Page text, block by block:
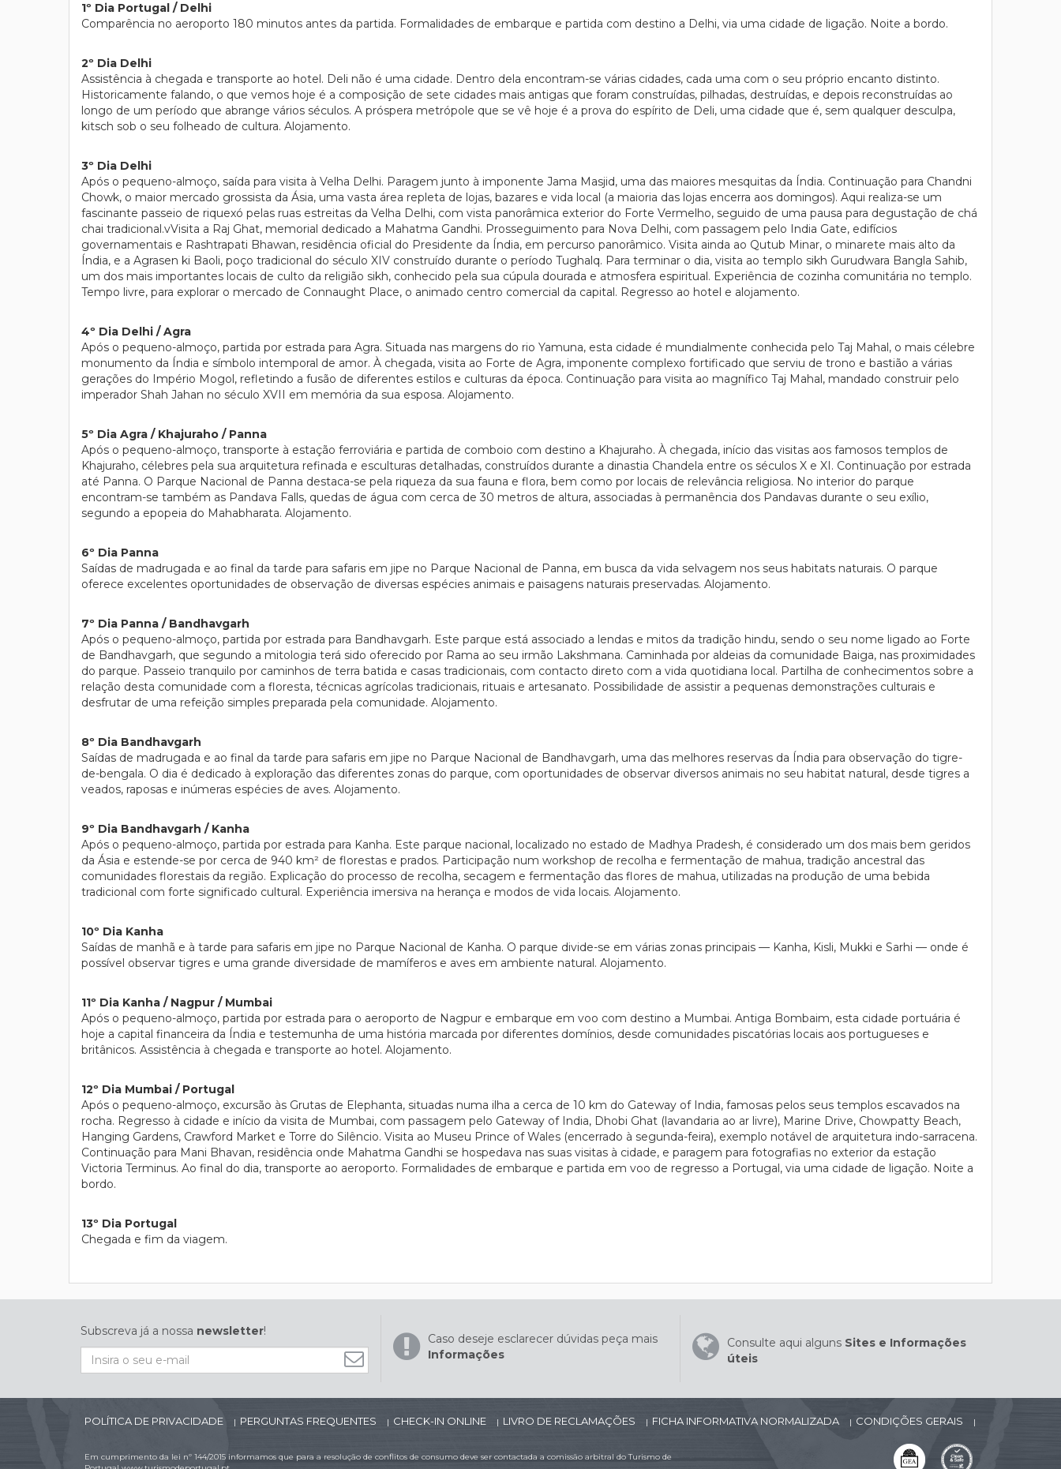
1º Dia Portugal / Delhi
Comparência no aeroporto 180 minutos antes da partida. Formalidades de embarque e partida com destino a Delhi, via uma cidade de ligação. Noite a bordo.
2º Dia Delhi
Assistência à chegada e transporte ao hotel. Deli não é uma cidade. Dentro dela encontram-se várias cidades, cada uma com o seu próprio encanto distinto.
Historicamente falando, o que vemos hoje é a composição de sete cidades mais antigas que foram construídas, pilhadas, destruídas, e depois reconstruídas ao
longo de um período que abrange vários séculos. A próspera metrópole que se vê hoje é a prova do espírito de Deli, uma cidade que é, sem qualquer desculpa,
kitsch sob o seu folheado de cultura. Alojamento.
3º Dia Delhi
Após o pequeno-almoço, saída para visita à Velha Delhi. Paragem junto à imponente Jama Masjid, uma das maiores mesquitas da Índia. Continuação para Chandni
Chowk, o maior mercado grossista da Ásia, uma vasta área repleta de lojas, bazares e vida local (a maioria das lojas encerra aos domingos). Aqui realiza-se um
fascinante passeio de riquexó pelas ruas estreitas da Velha Delhi, com vista panorâmica exterior do Forte Vermelho, seguido de uma pausa para degustação de chá
chai tradicional.vVisita a Raj Ghat, memorial dedicado a Mahatma Gandhi. Prosseguimento para Nova Delhi, com passagem pelo India Gate, edifícios
governamentais e Rashtrapati Bhawan, residência oficial do Presidente da Índia, em percurso panorâmico. Visita ainda ao Qutub Minar, o minarete mais alto da
Índia, e a Agrasen ki Baoli, poço tradicional do século XIV construído durante o período Tughalq. Para terminar o dia, visita ao templo sikh Gurudwara Bangla Sahib,
um dos mais importantes locais de culto da religião sikh, conhecido pela sua cúpula dourada e atmosfera espiritual. Experiência de cozinha comunitária no templo.
Tempo livre, para explorar o mercado de Connaught Place, o animado centro comercial da capital. Regresso ao hotel e alojamento.
4º Dia Delhi / Agra
Após o pequeno-almoço, partida por estrada para Agra. Situada nas margens do rio Yamuna, esta cidade é mundialmente conhecida pelo Taj Mahal, o mais célebre
monumento da Índia e símbolo intemporal de amor. À chegada, visita ao Forte de Agra, imponente complexo fortificado que serviu de trono e bastião a várias
gerações do Império Mogol, refletindo a fusão de diferentes estilos e culturas da época. Continuação para visita ao magnífico Taj Mahal, mandado construir pelo
imperador Shah Jahan no século XVII em memória da sua esposa. Alojamento.
5º Dia Agra / Khajuraho / Panna
Após o pequeno-almoço, transporte à estação ferroviária e partida de comboio com destino a Khajuraho. À chegada, início das visitas aos famosos templos de
Khajuraho, célebres pela sua arquitetura refinada e esculturas detalhadas, construídos durante a dinastia Chandela entre os séculos X e XI. Continuação por estrada
até Panna. O Parque Nacional de Panna destaca-se pela riqueza da sua fauna e flora, bem como por locais de relevância religiosa. No interior do parque
encontram-se também as Pandava Falls, quedas de água com cerca de 30 metros de altura, associadas à permanência dos Pandavas durante o seu exílio,
segundo a epopeia do Mahabharata. Alojamento.
6º Dia Panna
Saídas de madrugada e ao final da tarde para safaris em jipe no Parque Nacional de Panna, em busca da vida selvagem nos seus habitats naturais. O parque
oferece excelentes oportunidades de observação de diversas espécies animais e paisagens naturais preservadas. Alojamento.
7º Dia Panna / Bandhavgarh
Após o pequeno-almoço, partida por estrada para Bandhavgarh. Este parque está associado a lendas e mitos da tradição hindu, sendo o seu nome ligado ao Forte
de Bandhavgarh, que segundo a mitologia terá sido oferecido por Rama ao seu irmão Lakshmana. Caminhada por aldeias da comunidade Baiga, nas proximidades
do parque. Passeio tranquilo por caminhos de terra batida e casas tradicionais, com contacto direto com a vida quotidiana local. Partilha de conhecimentos sobre a
relação desta comunidade com a floresta, técnicas agrícolas tradicionais, rituais e artesanato. Possibilidade de assistir a pequenas demonstrações culturais e
desfrutar de uma refeição simples preparada pela comunidade. Alojamento.
8º Dia Bandhavgarh
Saídas de madrugada e ao final da tarde para safaris em jipe no Parque Nacional de Bandhavgarh, uma das melhores reservas da Índia para observação do tigre-
de-bengala. O dia é dedicado à exploração das diferentes zonas do parque, com oportunidades de observar diversos animais no seu habitat natural, desde tigres a
veados, raposas e inúmeras espécies de aves. Alojamento.
9º Dia Bandhavgarh / Kanha
Após o pequeno-almoço, partida por estrada para Kanha. Este parque nacional, localizado no estado de Madhya Pradesh, é considerado um dos mais bem geridos
da Ásia e estende-se por cerca de 940 km² de florestas e prados. Participação num workshop de recolha e fermentação de mahua, tradição ancestral das
comunidades florestais da região. Explicação do processo de recolha, secagem e fermentação das flores de mahua, utilizadas na produção de uma bebida
tradicional com forte significado cultural. Experiência imersiva na herança e modos de vida locais. Alojamento.
10º Dia Kanha
Saídas de manhã e à tarde para safaris em jipe no Parque Nacional de Kanha. O parque divide-se em várias zonas principais — Kanha, Kisli, Mukki e Sarhi — onde é
possível observar tigres e uma grande diversidade de mamíferos e aves em ambiente natural. Alojamento.
11º Dia Kanha / Nagpur / Mumbai
Após o pequeno-almoço, partida por estrada para o aeroporto de Nagpur e embarque em voo com destino a Mumbai. Antiga Bombaim, esta cidade portuária é
hoje a capital financeira da Índia e testemunha de uma história marcada por diferentes domínios, desde comunidades piscatórias locais aos portugueses e
britânicos. Assistência à chegada e transporte ao hotel. Alojamento.
12º Dia Mumbai / Portugal
Após o pequeno-almoço, excursão às Grutas de Elephanta, situadas numa ilha a cerca de 10 km do Gateway of India, famosas pelos seus templos escavados na
rocha. Regresso à cidade e início da visita de Mumbai, com passagem pelo Gateway of India, Dhobi Ghat (lavandaria ao ar livre), Marine Drive, Chowpatty Beach,
Hanging Gardens, Crawford Market e Torre do Silêncio. Visita ao Museu Prince of Wales (encerrado à segunda-feira), exemplo notável de arquitetura indo-sarracena.
Continuação para Mani Bhavan, residência onde Mahatma Gandhi se hospedava nas suas visitas à cidade, e paragem para fotografias no exterior da estação
Victoria Terminus. Ao final do dia, transporte ao aeroporto. Formalidades de embarque e partida em voo de regresso a Portugal, via uma cidade de ligação. Noite a
bordo.
13º Dia Portugal
Chegada e fim da viagem.
Subscreva já a nossa newsletter!
Caso deseje esclarecer dúvidas peça mais
Informações
Consulte aqui alguns Sites e Informações
úteis
POLÍTICA DE PRIVACIDADE | PERGUNTAS FREQUENTES | CHECK-IN ONLINE | LIVRO DE RECLAMAÇÕES | FICHA INFORMATIVA NORMALIZADA | CONDIÇÕES GERAIS |
Em cumprimento da lei nº 144/2015 informamos que para a resolução de conflitos de consumo deve ser contactada a comissão arbitral do Turismo de